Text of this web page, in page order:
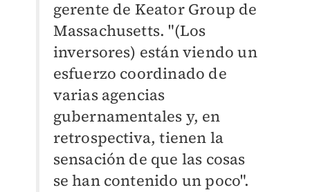
gerente de Keator Group de
Massachusetts. "(Los
inversores) están viendo un
esfuerzo coordinado de
varias agencias
gubernamentales y, en
retrospectiva, tienen la
sensación de que las cosas
se han contenido un poco".